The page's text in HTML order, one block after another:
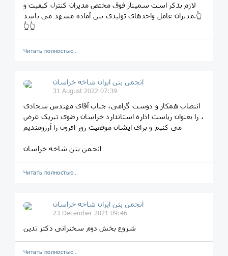
لازم بذکر است سمینار فوق مختص مدیران کنترل کیفیت و
مدیران عامل واحدهای تولیدی بتن آماده مشهد می باشد.👆
👆👆
Читать полностью…
انجمن بتن ایران شاخه خراسان
31 August 2022 07:39
انتصاب همکار و دوست گرامی، جناب آقای مهندس سجادی
، را بعنوان ریاست اداره استاندارد خراسان رضوی تبریک عرض
می کنیم و برای ایشان موفقیت روز افزون را آرزومندیم
انجمن بتن شاخه خراسان
Читать полностью…
انجمن بتن ایران شاخه خراسان
23 December 2021 09:46
شروع بخش دوم سخنرانی دکتر تدین
Читать полностью…